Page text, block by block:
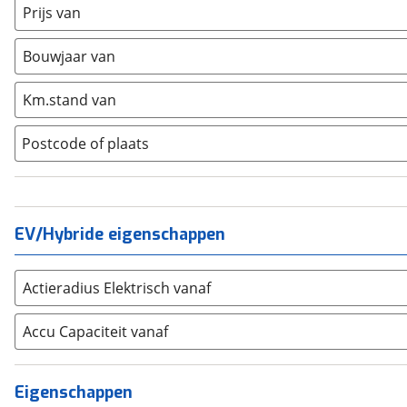
Ford (1085)
Hyundai (600
Kia (1566)
Mazda (296 )
Mercedes-Benz
Mini (254)
Nissan
Opel (1095)
Peugeot (1461)
Renault (1158)
Seat (175
SKODA (349)
Suzuki (439)
Toyota (1881)
Volkswagen (1428
Prijs van
Bouwjaar van
Km.stand van
Postcode of plaats
EV/Hybride eigenschappen
Actieradius Elektrisch vanaf
Accu Capaciteit vanaf
Eigenschappen